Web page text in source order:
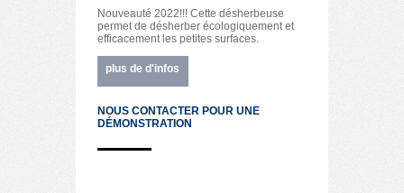
Nouveauté 2022!!! Cette désherbeuse
permet de désherber écologiquement et
efficacement les petites surfaces.
plus de d'infos
NOUS CONTACTER POUR UNE
DÉMONSTRATION